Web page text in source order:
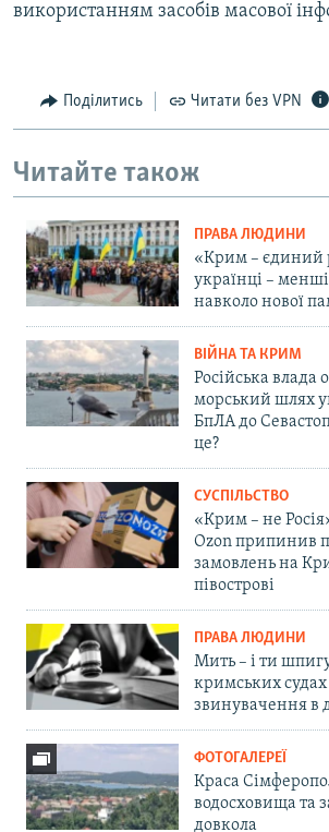
використанням засобів масової
Поділитись Читати без VPN
Читайте також
ПРАВА ЛЮДИНИ
«Крим – єдиний
українці –
навколо нової
ВІЙНА ТА КРИМ
Російська влада
морський шлях
БпЛА до
це?
СУСПІЛЬСТВО
«Крим – не
Ozon припинив
замовлень на
півострові
ПРАВА ЛЮДИНИ
Мить – і ти
кримських судах
звинувачення в
ФОТОГАЛЕРЕЇ
Краса
водосховища та
довкола